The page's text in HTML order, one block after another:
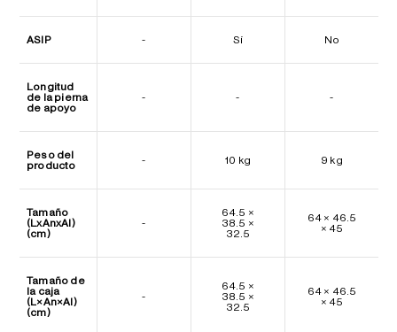
ASIP - Sí No
Longitud
de la pierna
de apoyo
- - -
Peso del
producto
- 10 kg 9 kg
Tamaño
(LxAnxAl)
(cm)
-
64.5 ×
38.5 ×
32.5
64 × 46.5
× 45
Tamaño de
la caja
(L×An×Al)
(cm)
-
64.5 ×
38.5 ×
32.5
64 × 46.5
× 45